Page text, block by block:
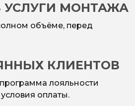
УСЛУГИ МОНТАЖА
объёме, перед
КЛИЕНТОВ
лояльности
оплаты.